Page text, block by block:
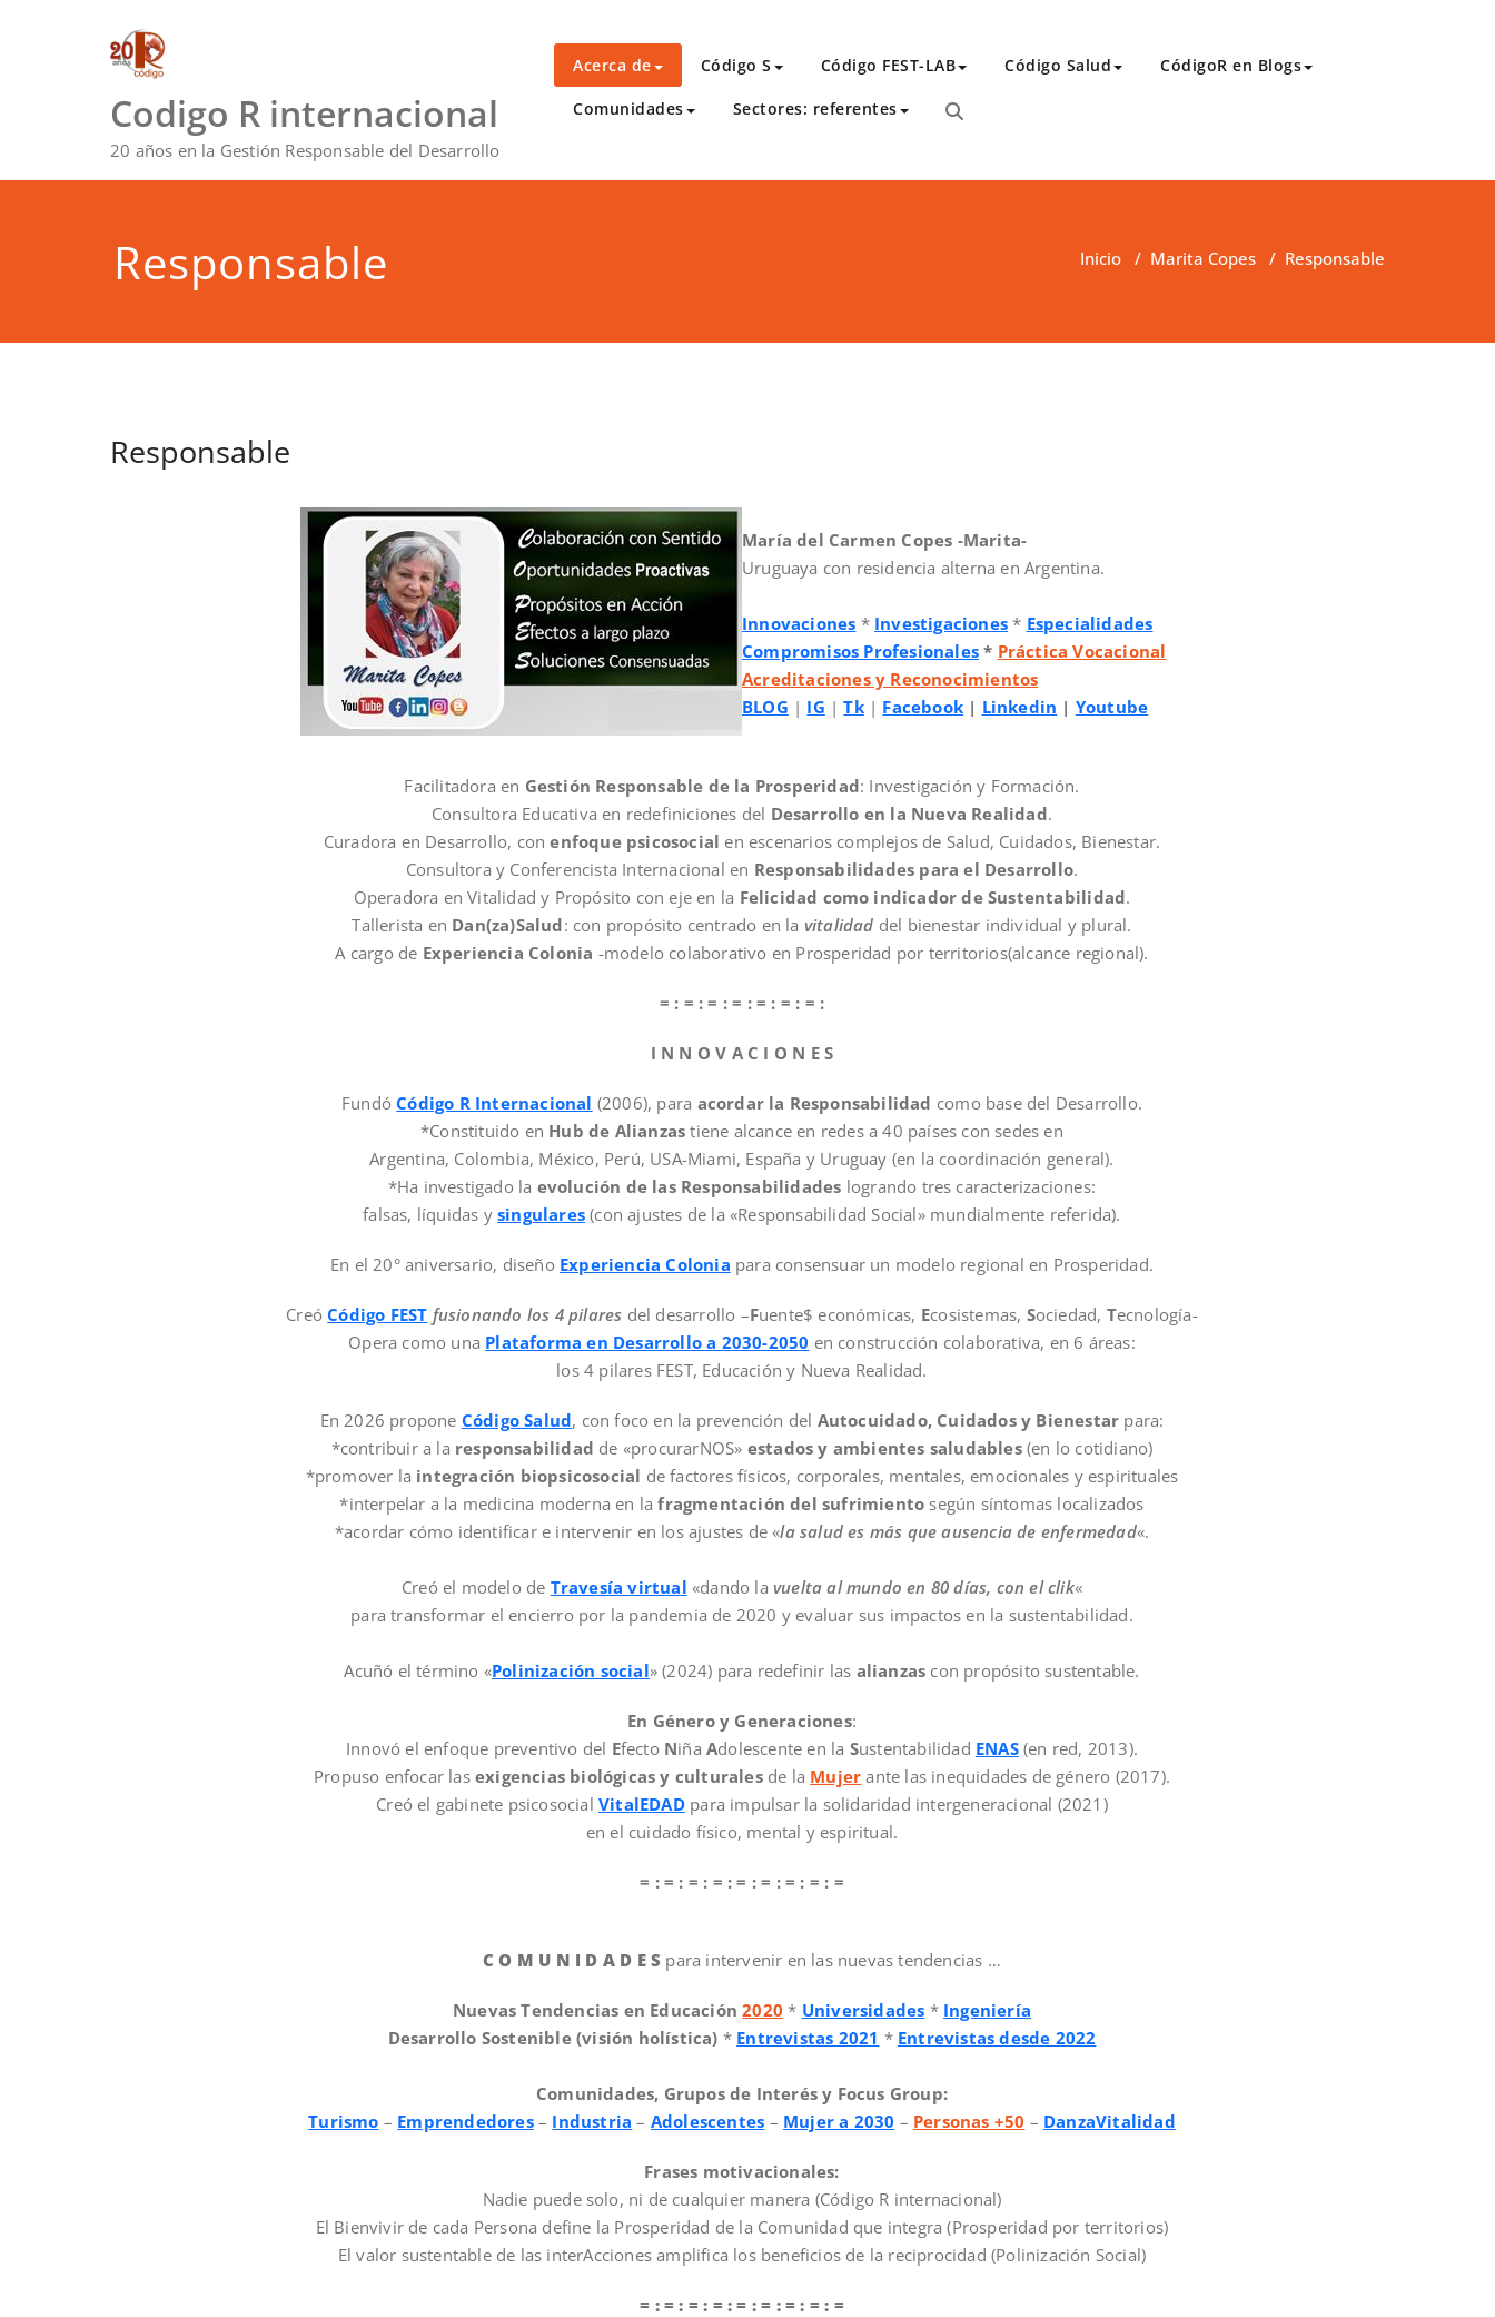
Codigo R internacional
20 años en la Gestión Responsable del Desarrollo
Acerca de Código S Código FEST-LAB Código Salud CódigoR en Blogs
Comunidades Sectores: referentes
Responsable Inicio / Marita Copes / Responsable
Responsable
María del Carmen Copes -Marita-
Uruguaya con residencia alterna en Argentina.
Innovaciones * Investigaciones * Especialidades
Compromisos Profesionales * Práctica Vocacional
Acreditaciones y Reconocimientos
BLOG | IG |Tk| Facebook | Linkedin | Youtube
Facilitadora en Gestión Responsable de la Prosperidad: Investigación y Formación.
Consultora Educativa en redefiniciones del Desarrollo en la Nueva Realidad.
Curadora en Desarrollo, conenfoque psicosocial en escenarios complejos de Salud, Cuidados, Bienestar.
Consultora y Conferencista Internacional en Responsabilidades para el Desarrollo.
Operadora en Vitalidad y Propósito con eje en la Felicidad como indicador de Sustentabilidad.
Tallerista en Dan(za)Salud: con propósito centrado en la vitalidad del bienestar individual y plural.
A cargo de Experiencia Colonia -modelo colaborativo en Prosperidad por territorios(alcance regional).
= : = : = : = : = : = : = :
I N N O V A C I O N E S
FundóCódigo R Internacional (2006), para acordar la Responsabilidad como base del Desarrollo.
*Constituido en Hub de Alianzas tiene alcance en redes a 40 países con sedes en
Argentina, Colombia, México, Perú, USA-Miami, España y Uruguay (en la coordinación general).
*Ha investigado la evolución de las Responsabilidades logrando tres caracterizaciones:
falsas, líquidas ysingulares (con ajustes de la «Responsabilidad Social» mundialmente referida).
En el 20° aniversario, diseño Experiencia Colonia para consensuar un modelo regional en Prosperidad.
CreóCódigo FEST fusionando los 4 pilares del desarrollo –Fuente$ económicas, Ecosistemas, Sociedad, Tecnología-
Opera como una Plataforma en Desarrollo a 2030-2050 en construcción colaborativa, en 6 áreas:
los 4 pilares FEST, Educación y Nueva Realidad.
En 2026 propone Código Salud, con foco en la prevención del Autocuidado, Cuidados y Bienestar para:
*contribuir a la responsabilidad de «procurarNOS» estados y ambientes saludables(en lo cotidiano)
*promover la integración biopsicosocial de factores físicos, corporales, mentales, emocionales y espirituales
*interpelar a la medicina moderna en lafragmentación del sufrimiento según síntomas localizados
*acordar cómo identificar e intervenir en los ajustes de «la salud es más que ausencia de enfermedad«.
Creó el modelo de Travesía virtual «dando la vuelta al mundo en 80 días, con el clik«
para transformar el encierro por la pandemia de 2020 y evaluar sus impactos en la sustentabilidad.
Acuñó el término «Polinización social» (2024) para redefinir las alianzas con propósito sustentable.
En Género y Generaciones:
Innovó el enfoque preventivo del Efecto NiñaAdolescente en la Sustentabilidad ENAS(en red, 2013).
Propuso enfocar las exigencias biológicas y culturalesde la Mujer ante las inequidades de género (2017).
Creó el gabinete psicosocialVitalEDADpara impulsar la solidaridad intergeneracional (2021)
en el cuidado físico, mental y espiritual.
= : = : = : = : = : = : = : = : =
C O M U N I D A D E S para intervenir en las nuevas tendencias …
Nuevas Tendencias en Educación2020 * Universidades * Ingeniería
Desarrollo Sostenible (visión holística) * Entrevistas 2021 * Entrevistas desde 2022
Comunidades, Grupos de Interés y Focus Group:
Turismo – Emprendedores– Industria – Adolescentes – Mujer a 2030 – Personas +50 – DanzaVitalidad
Frases motivacionales:
Nadie puede solo, ni de cualquier manera (Código R internacional)
El Bienvivir de cada Persona define la Prosperidad de la Comunidad que integra (Prosperidad por territorios)
El valor sustentable de las interAcciones amplifica los beneficios de la reciprocidad (Polinización Social)
= : = : = : = : = : = : = : = : =